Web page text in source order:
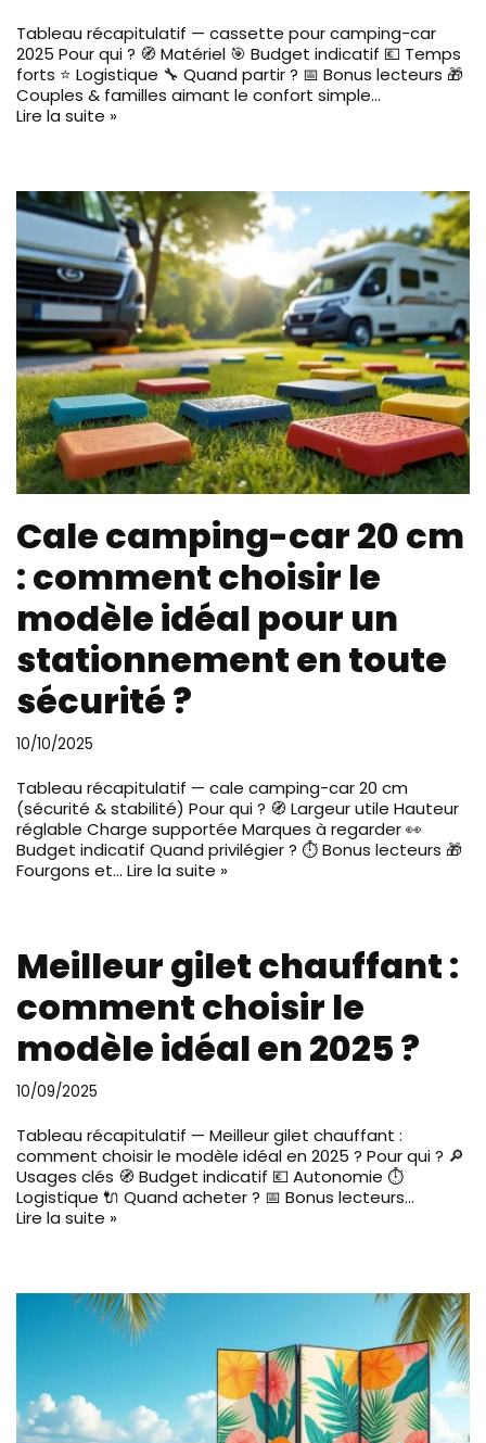
Tableau récapitulatif — cassette pour camping-car
2025 Pour qui ? 🧭 Matériel 🎯 Budget indicatif 💶 Temps
forts ⭐ Logistique 🔧 Quand partir ? 📅 Bonus lecteurs 🎁
Couples & familles aimant le confort simple…
Lire la suite »
Cale camping-car 20 cm
: comment choisir le
modèle idéal pour un
stationnement en toute
sécurité ?
10/10/2025
Tableau récapitulatif — cale camping-car 20 cm
(sécurité & stabilité) Pour qui ? 🧭 Largeur utile Hauteur
réglable Charge supportée Marques à regarder 👀
Budget indicatif Quand privilégier ? ⏱️ Bonus lecteurs 🎁
Fourgons et… Lire la suite »
Meilleur gilet chauffant :
comment choisir le
modèle idéal en 2025 ?
10/09/2025
Tableau récapitulatif — Meilleur gilet chauffant :
comment choisir le modèle idéal en 2025 ? Pour qui ? 🔎
Usages clés 🧭 Budget indicatif 💶 Autonomie ⏱️
Logistique 🔌 Quand acheter ? 📅 Bonus lecteurs…
Lire la suite »